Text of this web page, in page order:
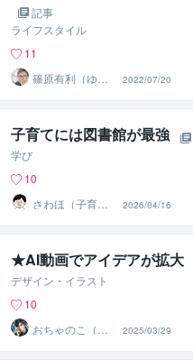
記事
ライフスタイル
11
篠原有利（ゆー
りママ）
2022/07/20
子育てには図書館が最強
学び
10
さわほ（子育て
建築家）
2026/04/16
★AI動画でアイデアが拡大
デザイン・イラスト
10
おちゃのこ（御
茶乃子祭々）
2025/03/29